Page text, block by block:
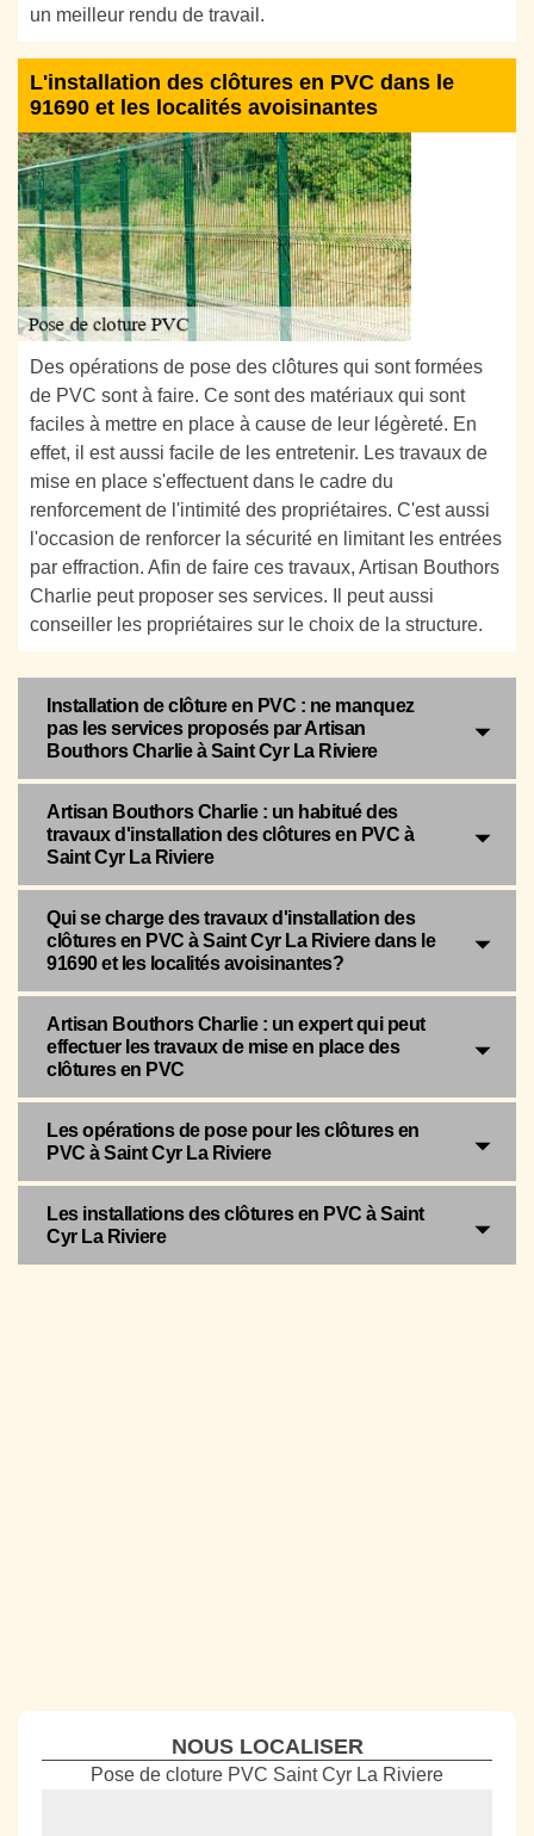
un meilleur rendu de travail.
L'installation des clôtures en PVC dans le
91690 et les localités avoisinantes
Des opérations de pose des clôtures qui sont formées
de PVC sont à faire. Ce sont des matériaux qui sont
faciles à mettre en place à cause de leur légèreté. En
effet, il est aussi facile de les entretenir. Les travaux de
mise en place s'effectuent dans le cadre du
renforcement de l'intimité des propriétaires. C'est aussi
l'occasion de renforcer la sécurité en limitant les entrées
par effraction. Afin de faire ces travaux, Artisan Bouthors
Charlie peut proposer ses services. Il peut aussi
conseiller les propriétaires sur le choix de la structure.
Installation de clôture en PVC : ne manquez
pas les services proposés par Artisan
Bouthors Charlie à Saint Cyr La Riviere
Artisan Bouthors Charlie : un habitué des
travaux d'installation des clôtures en PVC à
Saint Cyr La Riviere
Qui se charge des travaux d'installation des
clôtures en PVC à Saint Cyr La Riviere dans le
91690 et les localités avoisinantes?
Artisan Bouthors Charlie : un expert qui peut
effectuer les travaux de mise en place des
clôtures en PVC
Les opérations de pose pour les clôtures en
PVC à Saint Cyr La Riviere
Les installations des clôtures en PVC à Saint
Cyr La Riviere
NOUS LOCALISER
Pose de cloture PVC Saint Cyr La Riviere